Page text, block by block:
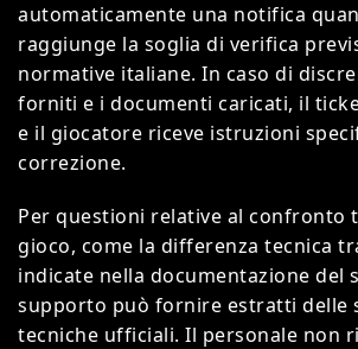
automaticamente una notifica
raggiunge la soglia di verifica
normative italiane. In caso di
forniti e i documenti caricati, il
e il giocatore riceve istruzioni
correzione.
Per questioni relative al confronto
gioco, come la differenza tecnica
indicate nella documentazione del
supporto può fornire estratti delle
tecniche ufficiali. Il personale non